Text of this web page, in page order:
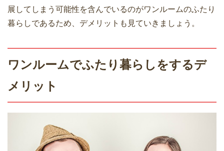
展してしまう可能性を含んでいるのがワンルームのふたり
暮らしであるため、デメリットも見ていきましょう。
ワンルームでふたり暮らしをするデ
メリット